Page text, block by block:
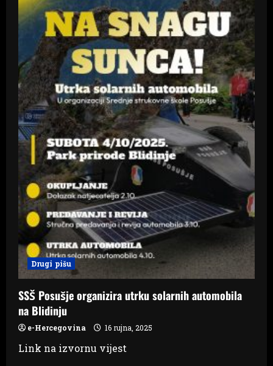
–
Hrvatska
glazba
Mostar
najavljuje
novi
koncert!
Drugi pišu
SSŠ Posušje organizira utrku solarnih automobila
na Blidinju
e-Hercegovina 16 rujna, 2025
Link na izvornu vijest